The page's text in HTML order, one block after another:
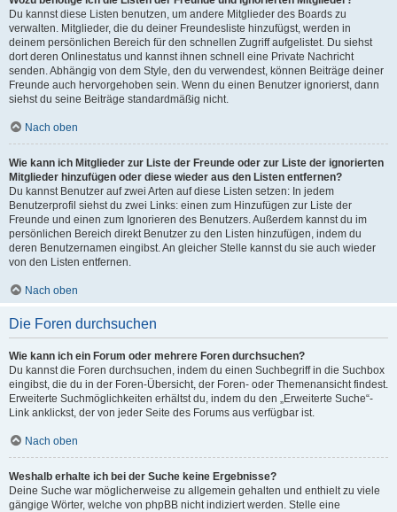
Du kannst diese Listen benutzen, um andere Mitglieder des Boards zu
verwalten. Mitglieder, die du deiner Freundesliste hinzufügst, werden in
deinem persönlichen Bereich für den schnellen Zugriff aufgelistet. Du siehst
dort deren Onlinestatus und kannst ihnen schnell eine Private Nachricht
senden. Abhängig von dem Style, den du verwendest, können Beiträge deiner
Freunde auch hervorgehoben sein. Wenn du einen Benutzer ignorierst, dann
siehst du seine Beiträge standardmäßig nicht.
Nach oben
Wie kann ich Mitglieder zur Liste der Freunde oder zur Liste der ignorierten
Mitglieder hinzufügen oder diese wieder aus den Listen entfernen?
Du kannst Benutzer auf zwei Arten auf diese Listen setzen: In jedem
Benutzerprofil siehst du zwei Links: einen zum Hinzufügen zur Liste der
Freunde und einen zum Ignorieren des Benutzers. Außerdem kannst du im
persönlichen Bereich direkt Benutzer zu den Listen hinzufügen, indem du
deren Benutzernamen eingibst. An gleicher Stelle kannst du sie auch wieder
von den Listen entfernen.
Nach oben
Die Foren durchsuchen
Wie kann ich ein Forum oder mehrere Foren durchsuchen?
Du kannst die Foren durchsuchen, indem du einen Suchbegriff in die Suchbox
eingibst, die du in der Foren-Übersicht, der Foren- oder Themenansicht findest.
Erweiterte Suchmöglichkeiten erhältst du, indem du den „Erweiterte Suche“-
Link anklickst, der von jeder Seite des Forums aus verfügbar ist.
Nach oben
Weshalb erhalte ich bei der Suche keine Ergebnisse?
Deine Suche war möglicherweise zu allgemein gehalten und enthielt zu viele
gängige Wörter, welche von phpBB nicht indiziert werden. Stelle eine